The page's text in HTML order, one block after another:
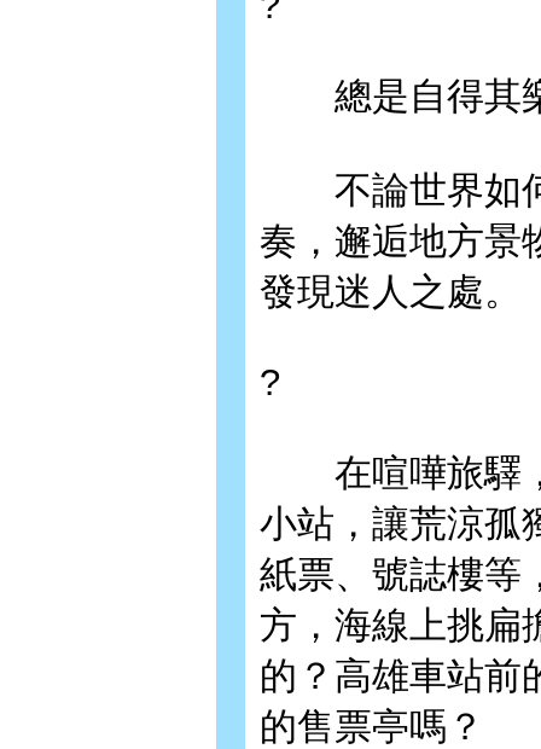
總是自得其
不論世界如何
奏，邂逅地方景
發現迷人之處。
?
在喧嘩旅驛，
小站，讓荒涼孤
紙票、號誌樓等
方，海線上挑扁
的？高雄車站前
的售票亭嗎？